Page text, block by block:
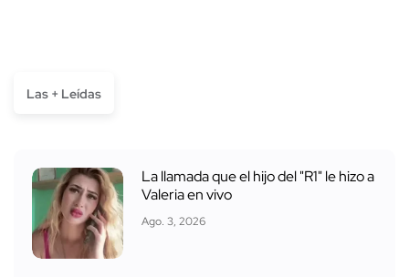
Las + Leídas
La llamada que el hijo del "R1" le hizo a
Valeria en vivo
Ago. 3, 2026